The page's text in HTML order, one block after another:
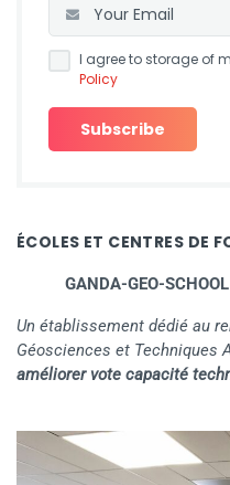
I agree to storage of
Policy
ÉCOLES ET CENTRES DE
GANDA-GEO-SCHOOL
Un établissement dédié au
Géosciences et Techniques
améliorer vote capacité